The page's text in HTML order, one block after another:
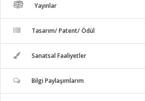
Yayınlar
Tasarım/ Patent/ Ödül
Sanatsal Faaliyetler
Bilgi Paylaşımlarım